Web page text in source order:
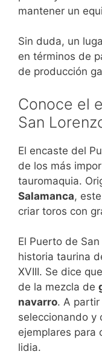
mantener un
Sin duda, un
en términos de
de producción
Conoce el
San
El encaste del
de los más
tauromaquia.
Salamanca,
criar toros con
El Puerto de
historia taurina
XVIII. Se dice
de la mezcla de
navarro. A
seleccionando y
ejemplares para
lidia.